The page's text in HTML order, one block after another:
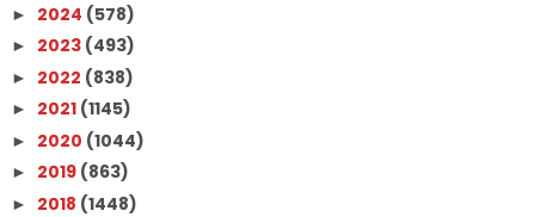
► 2024 (578)
► 2023 (493)
► 2022 (838)
► 2021 (1145)
► 2020 (1044)
► 2019 (863)
► 2018 (1448)